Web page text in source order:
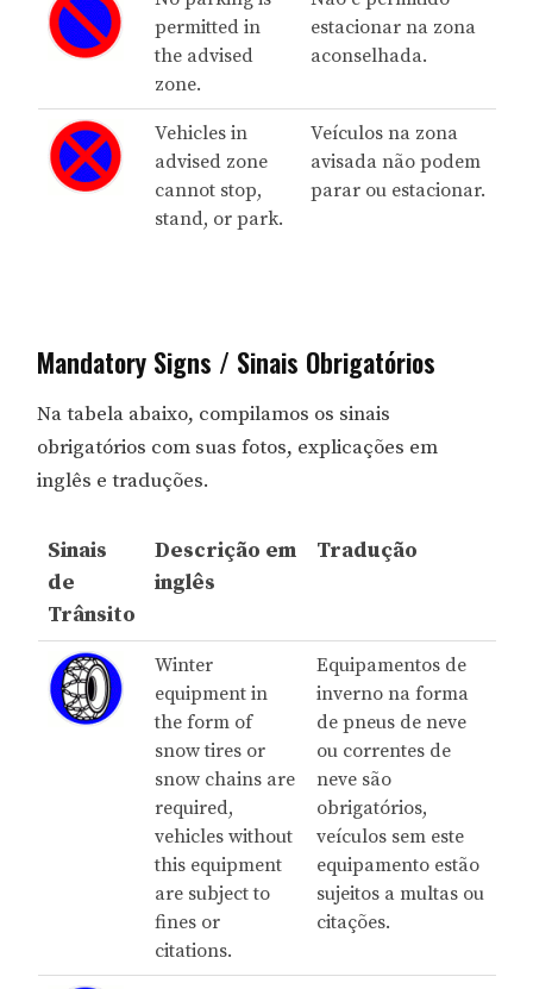
permitted in
the advised
zone.
estacionar na zona
aconselhada.
Vehicles in
advised zone
cannot stop,
stand, or park.
Veículos na zona
avisada não podem
parar ou estacionar.
Mandatory Signs / Sinais Obrigatórios
Na tabela abaixo, compilamos os sinais
obrigatórios com suas fotos, explicações em
inglês e traduções.
Sinais
de
Trânsito
Descrição em
inglês
Tradução
Winter
equipment in
the form of
snow tires or
snow chains are
required,
vehicles without
this equipment
are subject to
fines or
citations.
Equipamentos de
inverno na forma
de pneus de neve
ou correntes de
neve são
obrigatórios,
veículos sem este
equipamento estão
sujeitos a multas ou
citações.